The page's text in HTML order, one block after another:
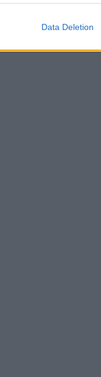
Data Deletion